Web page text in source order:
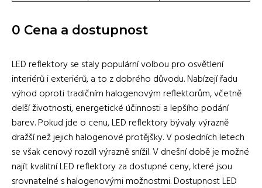
0 Cena a dostupnost
LED reflektory se staly populární volbou pro osvětlení
interiérů i exteriérů, a to z dobrého důvodu. Nabízejí řadu
výhod oproti tradičním halogenovým reflektorům, včetně
delší životnosti, energetické účinnosti a lepšího podání
barev. Pokud jde o cenu, LED reflektory bývaly výrazně
dražší než jejich halogenové protějšky. V posledních letech
se však cenový rozdíl výrazně snížil. V dnešní době je možné
najít kvalitní LED reflektory za dostupné ceny, které jsou
srovnatelné s halogenovými možnostmi. Dostupnost LED